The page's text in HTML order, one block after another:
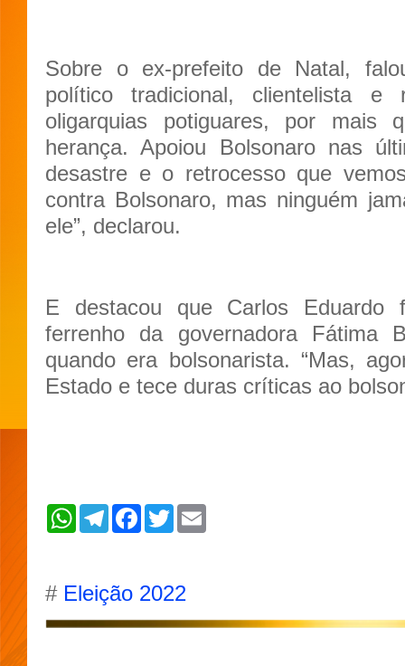
Sobre o ex-prefeito de Natal,
político tradicional, clientelista e
oligarquias potiguares, por mais
herança. Apoiou Bolsonaro nas
desastre e o retrocesso que
contra Bolsonaro, mas ninguém
ele”, declarou.
E destacou que Carlos Eduardo
ferrenho da governadora Fátima
quando era bolsonarista. “Mas,
Estado e tece duras críticas ao
W
A
p
T
e
r
a
F
a
o
o
T
w
e
r
# Eleição 2022